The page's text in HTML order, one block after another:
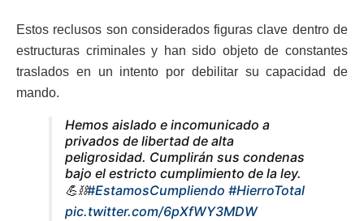
Estos reclusos son considerados figuras clave dentro de
estructuras criminales y han sido objeto de constantes
traslados en un intento por debilitar su capacidad de
mando.
Hemos aislado e incomunicado a
privados de libertad de alta
peligrosidad. Cumplirán sus condenas
bajo el estricto cumplimiento de la ley.
💪⛓️#EstamosCumpliendo #HierroTotal
pic.twitter.com/6pXfWY3MDW